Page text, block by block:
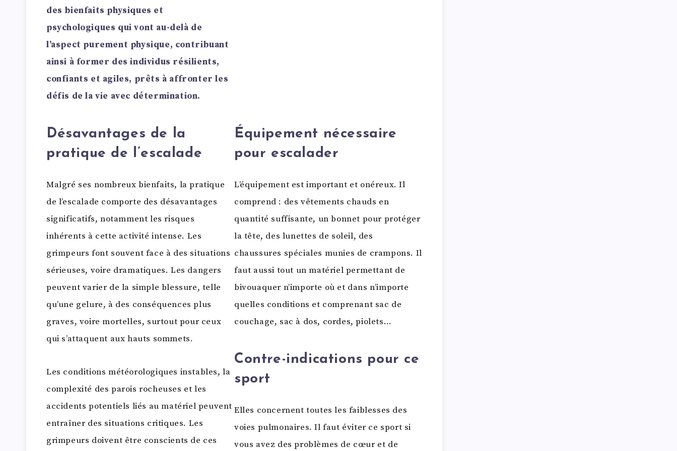
des bienfaits physiques et
psychologiques qui vont au-delà de
l’aspect purement physique, contribuant
ainsi à former des individus résilients,
confiants et agiles, prêts à affronter les
défis de la vie avec détermination.
Désavantages de la
pratique de l’escalade
Malgré ses nombreux bienfaits, la pratique
de l’escalade comporte des désavantages
significatifs, notamment les risques
inhérents à cette activité intense. Les
grimpeurs font souvent face à des situations
sérieuses, voire dramatiques. Les dangers
peuvent varier de la simple blessure, telle
qu’une gelure, à des conséquences plus
graves, voire mortelles, surtout pour ceux
qui s’attaquent aux hauts sommets.
Les conditions météorologiques instables, la
complexité des parois rocheuses et les
accidents potentiels liés au matériel peuvent
entraîner des situations critiques. Les
grimpeurs doivent être conscients de ces
Équipement nécessaire
pour escalader
L’équipement est important et onéreux. Il
comprend : des vêtements chauds en
quantité suffisante, un bonnet pour protéger
la tête, des lunettes de soleil, des
chaussures spéciales munies de crampons. Il
faut aussi tout un matériel permettant de
bivouaquer n’importe où et dans n’importe
quelles conditions et comprenant sac de
couchage, sac à dos, cordes, piolets…
Contre-indications pour ce
sport
Elles concernent toutes les faiblesses des
voies pulmonaires. Il faut éviter ce sport si
vous avez des problèmes de cœur et de